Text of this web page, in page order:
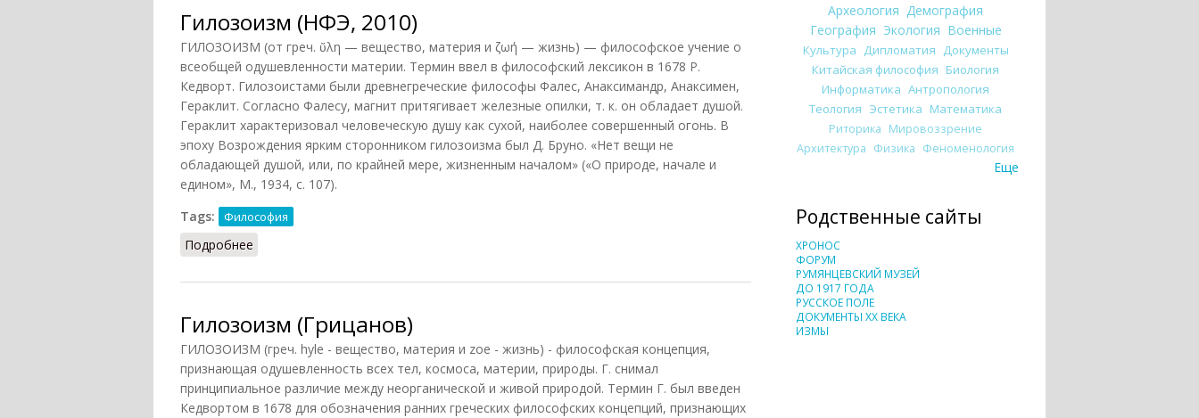
Гилозоизм (НФЭ, 2010)
ГИЛОЗОИЗМ (от греч. ὕλη — вещество, материя и ζωή — жизнь) — философское учение о
всеобщей одушевленности материи. Термин ввел в философский лексикон в 1678 Р.
Кедворт. Гилозоистами были древнегреческие философы Фалес, Анаксимандр, Анаксимен,
Гераклит. Согласно Фалесу, магнит притягивает железные опилки, т. к. он обладает душой.
Гераклит характеризовал человеческую душу как сухой, наиболее совершенный огонь. В
эпоху Возрождения ярким сторонником гилозоизма был Д. Бруно. «Нет вещи не
обладающей душой, или, по крайней мере, жизненным началом» («О природе, начале и
едином», М., 1934, с. 107).
Tags:
Философия
Подробнее
Гилозоизм (Грицанов)
ГИЛОЗОИЗМ (греч. hyle - вещество, материя и zoe - жизнь) - философская концепция,
признающая одушевленность всех тел, космоса, материи, природы. Г. снимал
принципиальное различие между неорганической и живой природой. Термин Г. был введен
Кедвортом в 1678 для обозначения ранних греческих философских концепций, признающих
Археология Демография
География Экология Военные
Культура Дипломатия Документы
Китайская философия Биология
Информатика Антропология
Теология Эстетика Математика
Риторика Мировоззрение
Архитектура Физика Феноменология
Еще
Родственные сайты
ХРОНОС
ФОРУМ
РУМЯНЦЕВСКИЙ МУЗЕЙ
ДО 1917 ГОДА
РУССКОЕ ПОЛЕ
ДОКУМЕНТЫ XX ВЕКА
ИЗМЫ